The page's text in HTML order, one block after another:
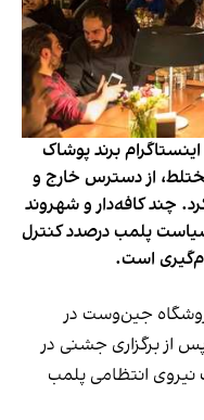
برند پوشاک
از دسترس خارج و
چند کافه‌‌دار و شهروند
پلمب درصدد کنترل
است.
جین‌وست در
شنبه ۱۹ مهر و پس از برگزاری جشنی در
نیروی انتظامی پلمب